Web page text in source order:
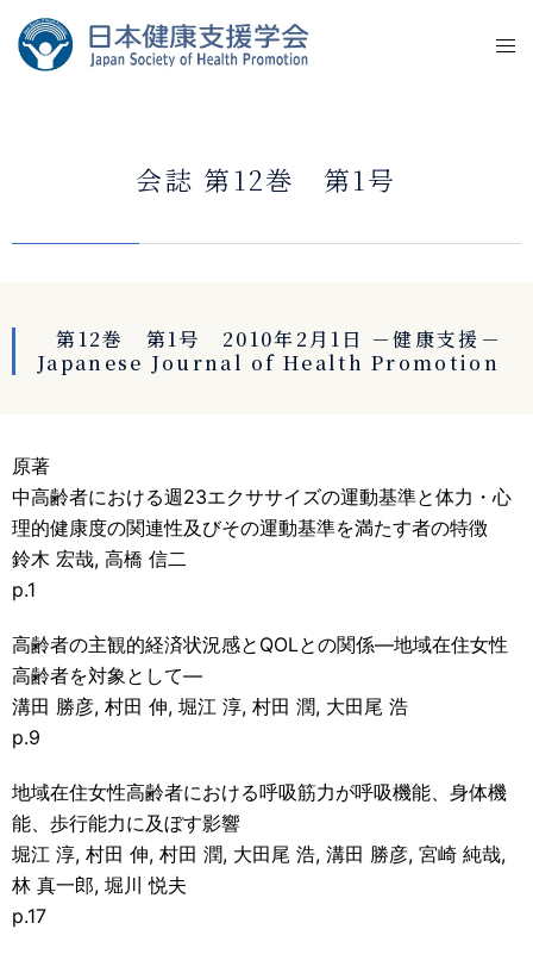
会誌 第12巻 第1号
第12巻 第1号 2010年2月1日 －健康支援－
Japanese Journal of Health Promotion
原著
中高齢者における週23エクササイズの運動基準と体力・心
理的健康度の関連性及びその運動基準を満たす者の特徴
鈴木 宏哉, 高橋 信二
p.1
高齢者の主観的経済状況感とQOLとの関係―地域在住女性
高齢者を対象として―
溝田 勝彦, 村田 伸, 堀江 淳, 村田 潤, 大田尾 浩
p.9
地域在住女性高齢者における呼吸筋力が呼吸機能、身体機
能、歩行能力に及ぼす影響
堀江 淳, 村田 伸, 村田 潤, 大田尾 浩, 溝田 勝彦, 宮崎 純哉,
林 真一郎, 堀川 悦夫
p.17